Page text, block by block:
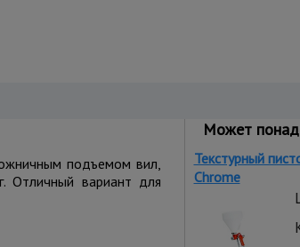
подъемом вил,
Отличный вариант для
Может
Текстурный
Chrome